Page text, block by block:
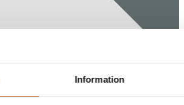
Information